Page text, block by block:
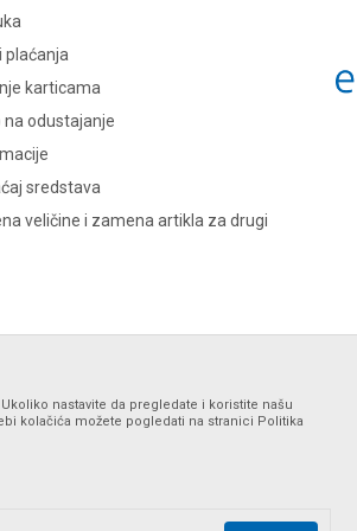
plaćanja
karticama
na odustajanje
sredstava
veličine i zamena artikla za drugi
nastavite da pregledate i koristite našu
kolačića možete pogledati na stranici Politika